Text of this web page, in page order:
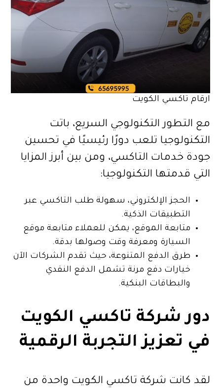
ارقام تاكسي الكويت
مع التطور التكنولوجي السريع، باتت
التكنولوجيا تلعب دورًا رئيسيًا في تحسين
جودة خدمات التاكسي، ومن بين أبرز المزايا
التي قدمتها التكنولوجيا:
الحجز الإلكتروني، سهولة طلب التاكسي عبر
التطبيقات الذكية.
متابعة الموقع، يمكن للعملاء متابعة موقع
السيارة ومعرفة وقت وصولها بدقة.
طرق الدفع المتنوعة، حيث تقدم الشركات الآن
خيارات دفع مرنة تشمل الدفع النقدي
والبطاقات البنكية.
دور شركة تاكسي الكويت
في تعزيز التجربة الرقمية
لقد كانت شركة تاكسي الكويت واحدة من